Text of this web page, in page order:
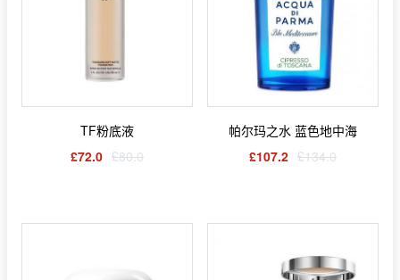
TF粉底液
£72.0 £80.0
帕尔玛之水 蓝色地中海
£107.2 £134.0